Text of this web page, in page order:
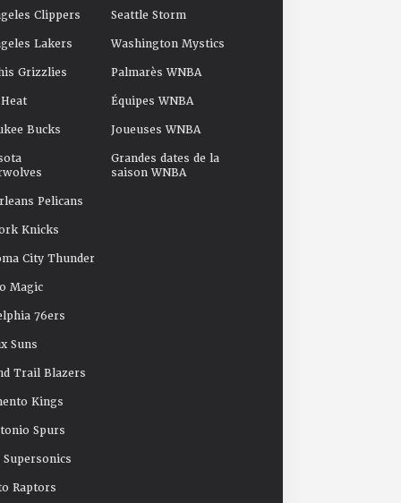
Clippers
Lakers
Grizzlies
Bucks
Pelicans
Knicks
City Thunder
Magic
76ers
Suns
Trail Blazers
Kings
Spurs
Supersonics
Raptors
Seattle Storm
Washington Mystics
Palmarès WNBA
Équipes WNBA
Joueuses WNBA
Grandes dates de la
saison WNBA